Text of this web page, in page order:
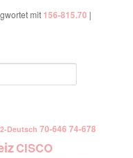
mit 156-815.70 |
Deutsch 70-646 74-678
CISCO